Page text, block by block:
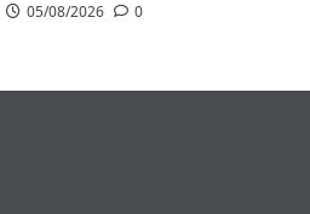
05/08/2026 0